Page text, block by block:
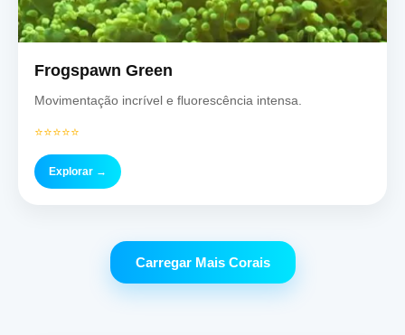
Frogspawn Green
Movimentação incrível e fluorescência intensa.
⭐⭐⭐⭐⭐
Explorar →
Carregar Mais Corais